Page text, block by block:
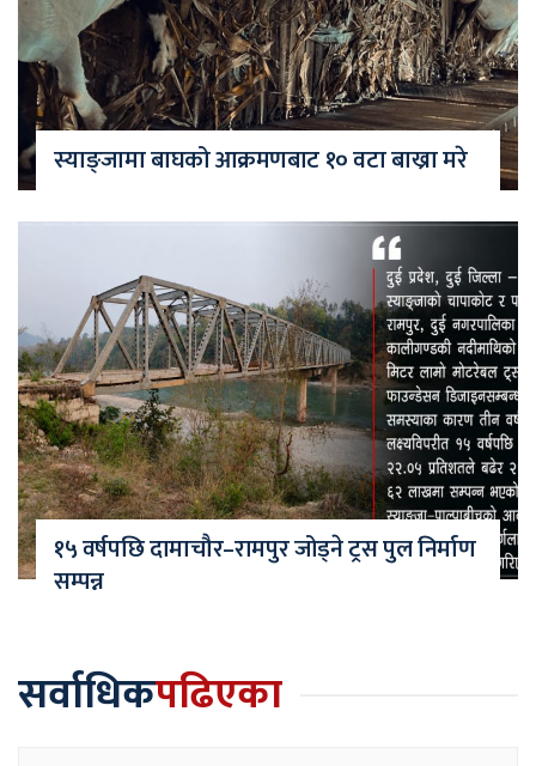
स्याङ्जामा बाघको आक्रमणबाट १० वटा बाख्रा मरे
१५ वर्षपछि दामाचौर–रामपुर जोड्ने ट्रस पुल निर्माण
सम्पन्न
सर्वाधिकपढिएका